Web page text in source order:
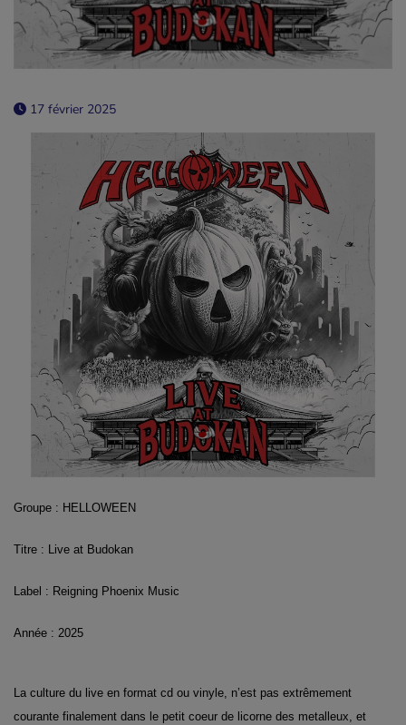
17 février 2025
Groupe : HELLOWEEN
Titre : Live at Budokan
Label : Reigning Phoenix Music
Année : 2025
La culture du live en format cd ou vinyle, n’est pas extrêmement
courante finalement dans le petit coeur de licorne des metalleux, et